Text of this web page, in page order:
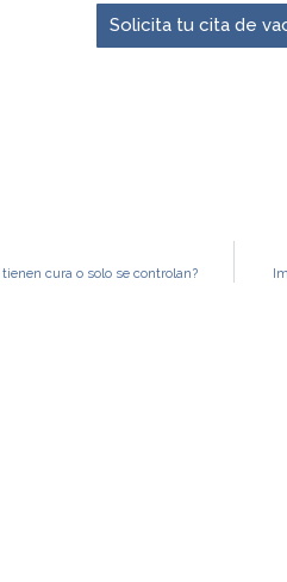
Solicita tu cita de
cura o solo se controlan?